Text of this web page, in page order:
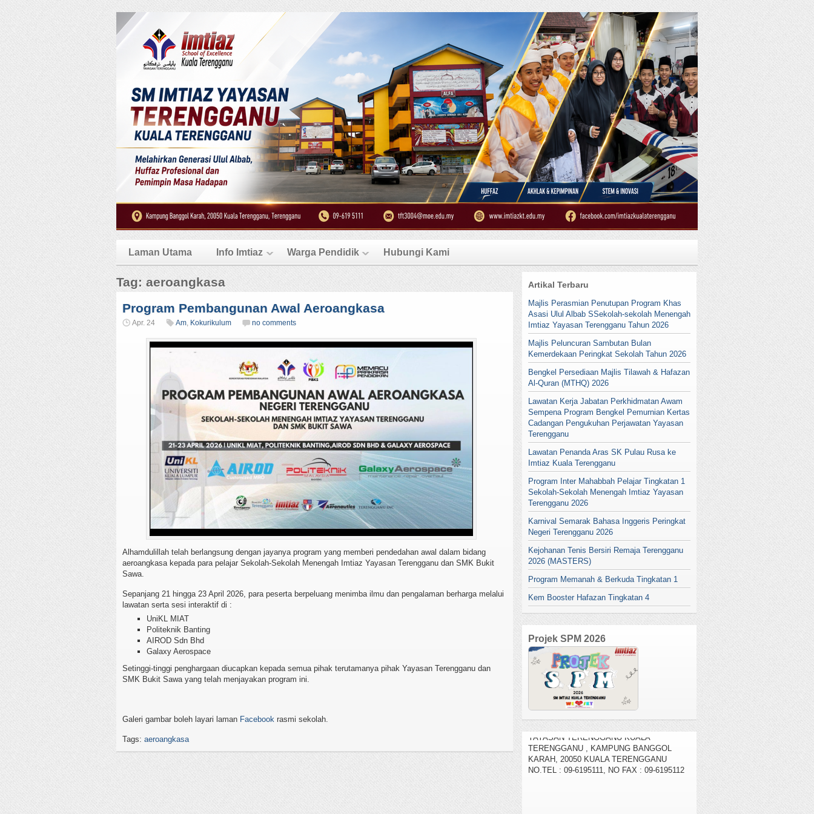
Laman Utama Info Imtiaz Warga Pendidik Hubungi Kami
Tag: aeroangkasa
Program Pembangunan Awal Aeroangkasa
Apr. 24 Am, Kokurikulum no comments
Alhamdulillah telah berlangsung dengan jayanya program yang memberi pendedahan awal dalam bidang
aeroangkasa kepada para pelajar Sekolah-Sekolah Menengah Imtiaz Yayasan Terengganu dan SMK Bukit
Sawa.
Sepanjang 21 hingga 23 April 2026, para peserta berpeluang menimba ilmu dan pengalaman berharga melalui
lawatan serta sesi interaktif di :
UniKL MIAT
Politeknik Banting
AIROD Sdn Bhd
Galaxy Aerospace
Setinggi-tinggi penghargaan diucapkan kepada semua pihak terutamanya pihak Yayasan Terengganu dan
SMK Bukit Sawa yang telah menjayakan program ini.
Galeri gambar boleh layari laman Facebook rasmi sekolah.
Tags: aeroangkasa
Artikal Terbaru
Majlis Perasmian Penutupan Program Khas
Asasi Ulul Albab SSekolah-sekolah Menengah
Imtiaz Yayasan Terengganu Tahun 2026
Majlis Peluncuran Sambutan Bulan
Kemerdekaan Peringkat Sekolah Tahun 2026
Bengkel Persediaan Majlis Tilawah & Hafazan
Al-Quran (MTHQ) 2026
Lawatan Kerja Jabatan Perkhidmatan Awam
Sempena Program Bengkel Pemurnian Kertas
Cadangan Pengukuhan Perjawatan Yayasan
Terengganu
Lawatan Penanda Aras SK Pulau Rusa ke
Imtiaz Kuala Terengganu
Program Inter Mahabbah Pelajar Tingkatan 1
Sekolah-Sekolah Menengah Imtiaz Yayasan
Terengganu 2026
Karnival Semarak Bahasa Inggeris Peringkat
Negeri Terengganu 2026
Kejohanan Tenis Bersiri Remaja Terengganu
2026 (MASTERS)
Program Memanah & Berkuda Tingkatan 1
Kem Booster Hafazan Tingkatan 4
Projek SPM 2026
SELAMAT DATANG KE SM IMTIAZ
YAYASAN TERENGGANU KUALA
TERENGGANU , KAMPUNG BANGGOL
KARAH, 20050 KUALA TERENGGANU
NO.TEL : 09-6195111, NO FAX : 09-6195112